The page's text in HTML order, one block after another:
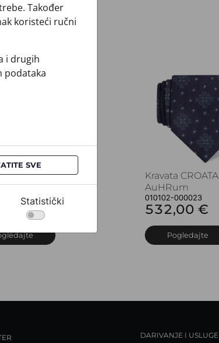
CROATA
€
Kravata CROATA
AuHRum
010102-000023
532,00 €
Pogledajte
DARIVANJE I USLUGE
Također
koristeći ručni
i drugih
podataka
SVE
Statistički